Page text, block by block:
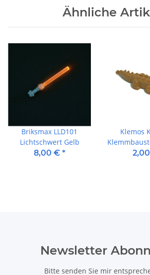
Ähnliche
Briksmax LLD101
Lichtschwert Gelb
8,00 € *
Klemos
Newsletter
Bitte senden Sie mir